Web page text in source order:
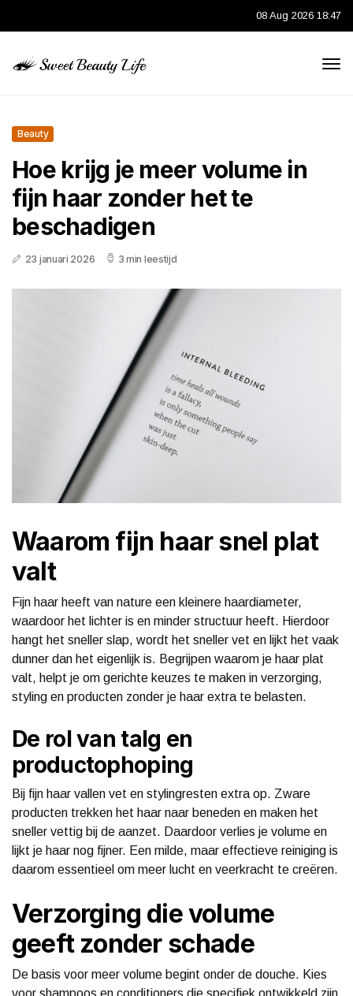
08 Aug 2026 18:47
Beauty
Hoe krijg je meer volume in
fijn haar zonder het te
beschadigen
23 januari 2026 3 min leestijd
Waarom fijn haar snel plat
valt
Fijn haar heeft van nature een kleinere haardiameter,
waardoor het lichter is en minder structuur heeft. Hierdoor
hangt het sneller slap, wordt het sneller vet en lijkt het vaak
dunner dan het eigenlijk is. Begrijpen waarom je haar plat
valt, helpt je om gerichte keuzes te maken in verzorging,
styling en producten zonder je haar extra te belasten.
De rol van talg en
productophoping
Bij fijn haar vallen vet en stylingresten extra op. Zware
producten trekken het haar naar beneden en maken het
sneller vettig bij de aanzet. Daardoor verlies je volume en
lijkt je haar nog fijner. Een milde, maar effectieve reiniging is
daarom essentieel om meer lucht en veerkracht te creëren.
Verzorging die volume
geeft zonder schade
De basis voor meer volume begint onder de douche. Kies
voor shampoos en conditioners die specifiek ontwikkeld zijn